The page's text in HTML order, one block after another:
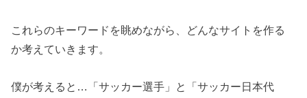
これらのキーワードを眺めながら、どんなサイトを作る
か考えていきます。
僕が考えると…「サッカー選手」と「サッカー日本代